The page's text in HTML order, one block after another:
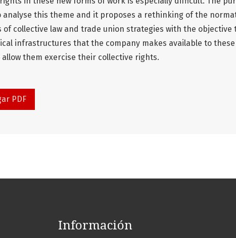
analyse this theme and it proposes a rethinking of the
of collective law and trade union strategies with the objective
infrastructures that the company makes available to
allow them exercise their collective rights.
PDF
Información